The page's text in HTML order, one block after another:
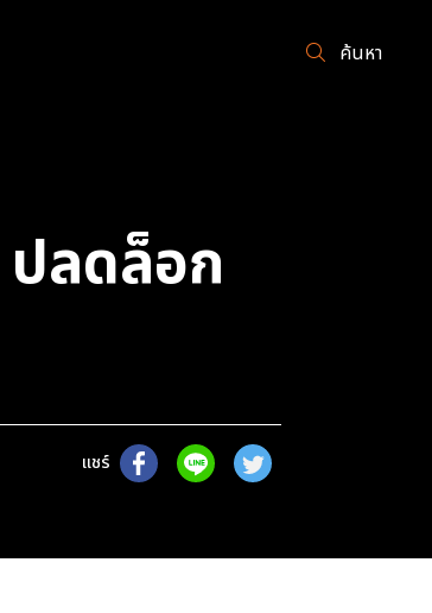
ค้นหา
ลดล็อก
แชร์